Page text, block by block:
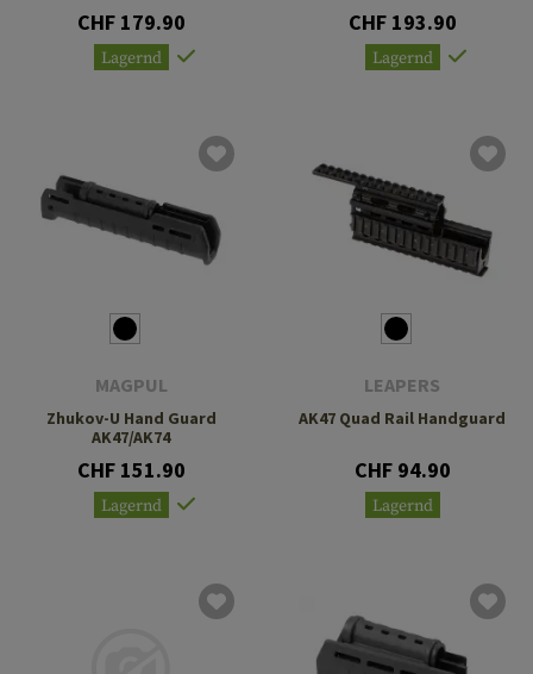
CHF 179.90
Lagernd
CHF 193.90
Lagernd
MAGPUL
Zhukov-U Hand Guard
AK47/AK74
CHF 151.90
Lagernd
LEAPERS
AK47 Quad Rail Handguard
CHF 94.90
Lagernd